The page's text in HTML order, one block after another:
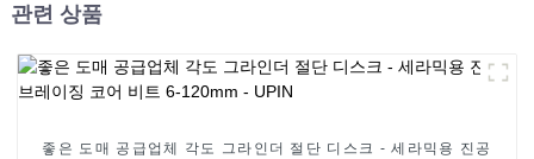
관련 상품
좋은 도매 공급업체 각도 그라인더 절단 디스크 - 세라믹용 진공